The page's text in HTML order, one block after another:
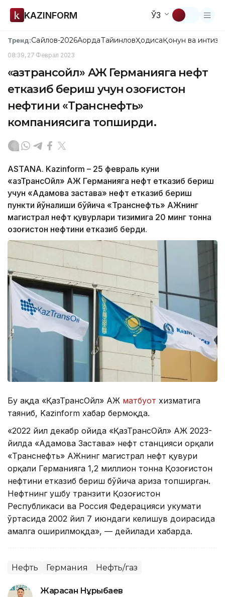
KAZINFORM ЎЗ
Тренд:Сайлов-2026АқордаТайинловҲодисаҚонун ва
08:39, 27 Феврал 2023
«Қазтрансойл» АЖ Германияга нефт
етказиб бериш учун Қозоғистон
нефтини «Транснефть»
компаниясига топширди.
ASTANA. Kazinform – 25 февраль куни
«ҚазТрансОйл» АЖ Германияга нефт етказиб бериш
учун «Адамова застава» нефт етказиб бериш
пункти йўналиши бўйича «Транснефть» АЖнинг
магистрал нефт қувурлари тизимига 20 минг тонна
Қозоғистон нефтини етказиб берди.
Бу ҳақда «ҚазТрансОйл» АЖ матбуот хизматига
таяниб, Kazinform хабар бермоқда.
«2022 йил декабр ойида «ҚазТрансОйл» АЖ 2023-
йилда «Адамова Застава» нефт станцияси орқали
«Транснефть» АЖнинг магистрал нефт қувури
орқали Германияга 1,2 миллион тонна Қозоғистон
нефтини етказиб бериш бўйича ариза топширган.
Нефтнинг ушбу транзити Қозоғистон
Республикаси ва Россия Федерацияси ҳукумати
ўртасида 2002 йил 7 июндаги келишув доирасида
амалга оширилмоқда», — дейилади хабарда.
Нефть Германия Нефть/газ
Жарасқан Нұрыбаев